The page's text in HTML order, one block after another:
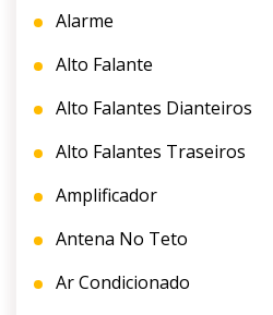
Alarme
Alto Falante
Alto Falantes Dianteiros
Alto Falantes Traseiros
Amplificador
Antena No Teto
Ar Condicionado